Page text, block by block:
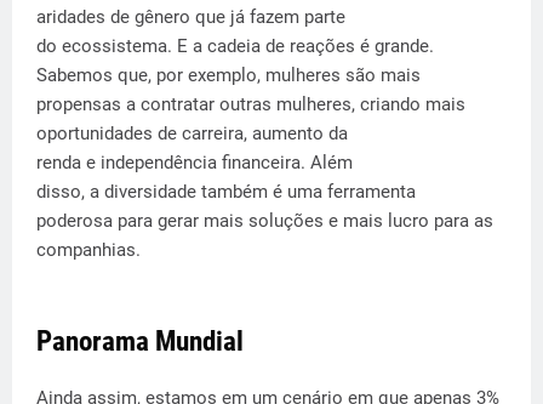
aridades de gênero que já fazem parte
do ecossistema. E a cadeia de reações é grande.
Sabemos que, por exemplo, mulheres são mais
propensas a contratar outras mulheres, criando mais
oportunidades de carreira, aumento da
renda e independência financeira. Além
disso, a diversidade também é uma ferramenta
poderosa para gerar mais soluções e mais lucro para as
companhias.
Panorama Mundial
Ainda assim, estamos em um cenário em que apenas 3%